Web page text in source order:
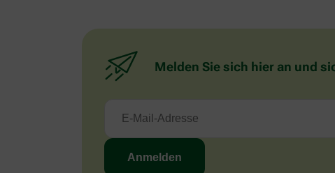
Melden Sie sich hier an und